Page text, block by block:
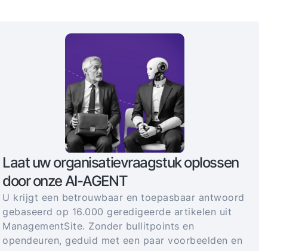
Laat uw organisatievraagstuk oplossen
door onze AI-AGENT
U krijgt een betrouwbaar en toepasbaar antwoord
gebaseerd op 16.000 geredigeerde artikelen uit
ManagementSite. Zonder bullitpoints en
opendeuren, geduid met een paar voorbeelden en